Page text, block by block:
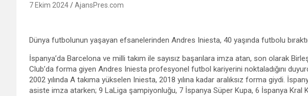
7 Ekim 2024 AjansPres.com
Dünya futbolunun yaşayan efsanelerinden Andres Iniesta, 40 yaşında futbolu
İspanya’da Barcelona ve milli takım ile sayısız başarılara imza atan, son olarak
Club’da forma giyen Andres Iniesta profesyonel futbol kariyerini noktaladığını
2002 yılında A takıma yükselen Iniesta, 2018 yılına kadar aralıksız forma giydi.
asiste imza atarken; 9 LaLiga şampiyonluğu, 7 İspanya Süper Kupa, 6 İspanya Kral